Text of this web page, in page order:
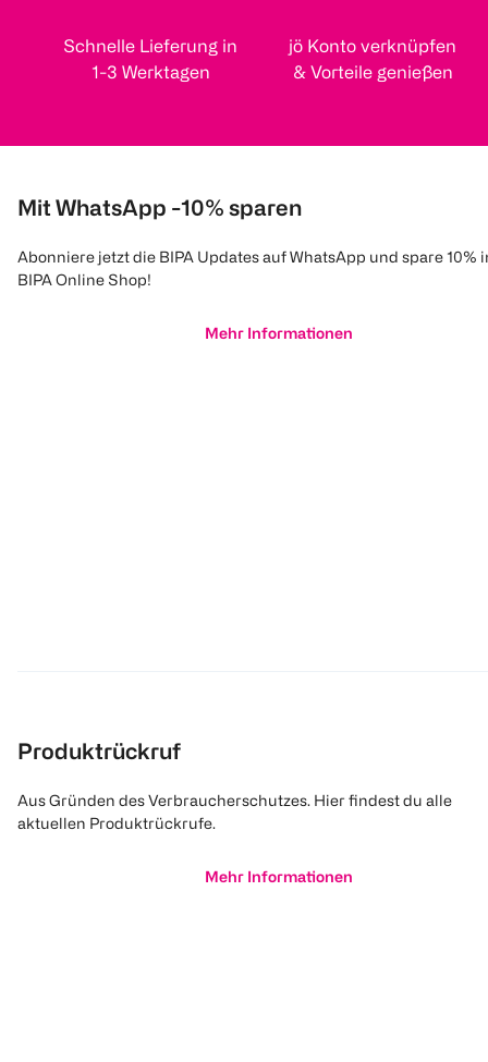
Schnelle Lieferung in
1-3 Werktagen
jö Konto verknüpfen
& Vorteile genießen
Mit WhatsApp -10% sparen
Abonniere jetzt die BIPA Updates auf WhatsApp und spare 10%
BIPA Online Shop!
Mehr Informationen
Produktrückruf
Aus Gründen des Verbraucherschutzes. Hier findest du alle
aktuellen Produktrückrufe.
Mehr Informationen